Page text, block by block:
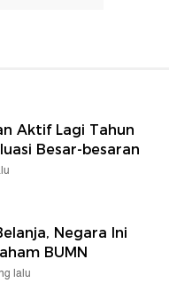
Aktif Lagi Tahun
Besar-besaran
Negara Ini
BUMN
lalu